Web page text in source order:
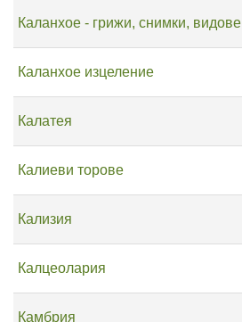
Каланхое - грижи, снимки, видове
Каланхое изцеление
Калатея
Калиеви торове
Кализия
Калцеолария
Камбрия